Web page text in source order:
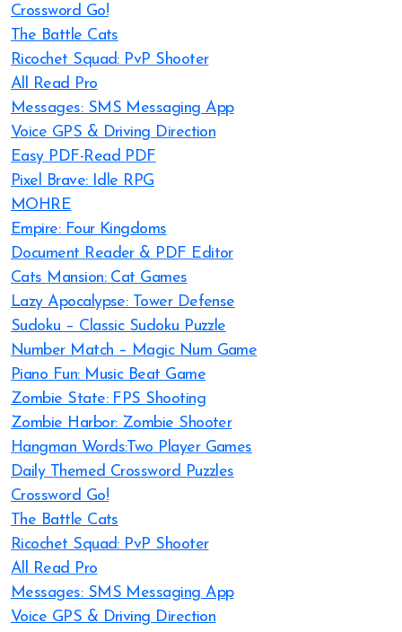
Crossword Go!
The Battle Cats
Ricochet Squad: PvP Shooter
All Read Pro
Messages: SMS Messaging App
Voice GPS & Driving Direction
Easy PDF-Read PDF
Pixel Brave: Idle RPG
MOHRE
Empire: Four Kingdoms
Document Reader & PDF Editor
Cats Mansion: Cat Games
Lazy Apocalypse: Tower Defense
Sudoku – Classic Sudoku Puzzle
Number Match – Magic Num Game
Piano Fun: Music Beat Game
Zombie State: FPS Shooting
Zombie Harbor: Zombie Shooter
Hangman Words:Two Player Games
Daily Themed Crossword Puzzles
Crossword Go!
The Battle Cats
Ricochet Squad: PvP Shooter
All Read Pro
Messages: SMS Messaging App
Voice GPS & Driving Direction